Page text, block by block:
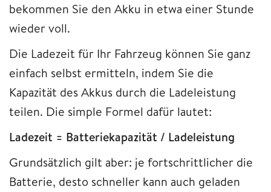
bekommen Sie den Akku in etwa einer Stunde
wieder voll.
Die Ladezeit für Ihr Fahrzeug können Sie ganz
einfach selbst ermitteln, indem Sie die
Kapazität des Akkus durch die Ladeleistung
teilen. Die simple Formel dafür lautet:
Ladezeit = Batteriekapazität / Ladeleistung
Grundsätzlich gilt aber: je fortschrittlicher die
Batterie, desto schneller kann auch geladen